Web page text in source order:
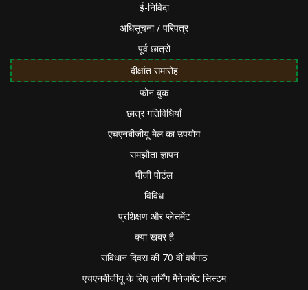
ई-निविदा
अधिसूचना / परिपत्र
पूर्व छात्रों
दीक्षांत समारोह
फोन बुक
छात्र गतिविधियाँ
एचएनबीजीयू मेल का उपयोग
समझौता ज्ञापन
पीजी पोर्टल
विविध
प्रशिक्षण और प्लेसमेंट
क्या खबर है
संविधान दिवस की 70 वीं वर्षगांठ
एचएनबीजीयू के लिए लर्निंग मैनेजमेंट सिस्टम